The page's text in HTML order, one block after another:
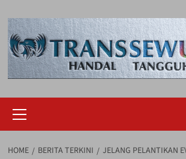
to
content
Menu
HOME BERITA TERKINI
JELANG PELANTIKAN